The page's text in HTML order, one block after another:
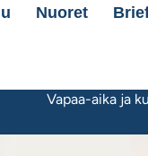
Nuoret
Vapaa-aika ja